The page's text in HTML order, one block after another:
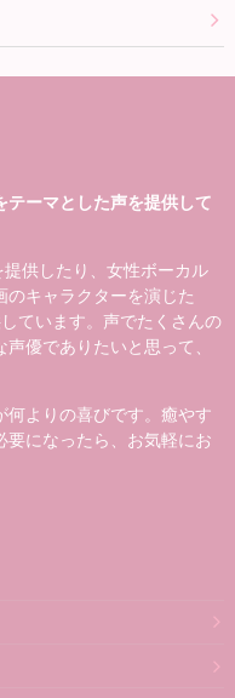
テーマとした声を提供して
供したり、女性ボーカル
キャラクターを演じた
ています。声でたくさんの
優でありたいと思って、
何よりの喜びです。癒やす
になったら、お気軽にお